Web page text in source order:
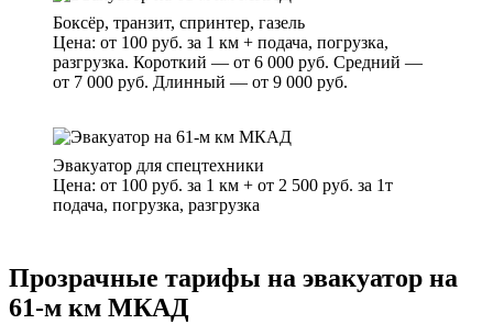
Боксёр, транзит, спринтер, газель
Цена: от 100 руб. за 1 км + подача, погрузка,
разгрузка. Короткий — от 6 000 руб. Средний —
от 7 000 руб. Длинный — от 9 000 руб.
Эвакуатор для спецтехники
Цена: от 100 руб. за 1 км + от 2 500 руб. за 1т
подача, погрузка, разгрузка
Прозрачные тарифы на эвакуатор на
61-м км МКАД